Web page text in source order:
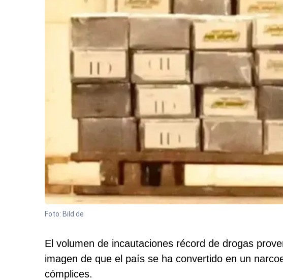
Foto: Bild.de
El volumen de incautaciones récord de drogas
imagen de que el país se ha convertido en un
cómplices.